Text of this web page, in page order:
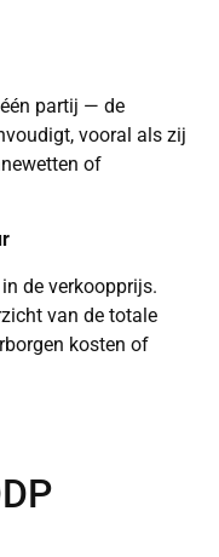
partij — de
vooral als zij
of
de verkoopprijs.
van de totale
kosten of